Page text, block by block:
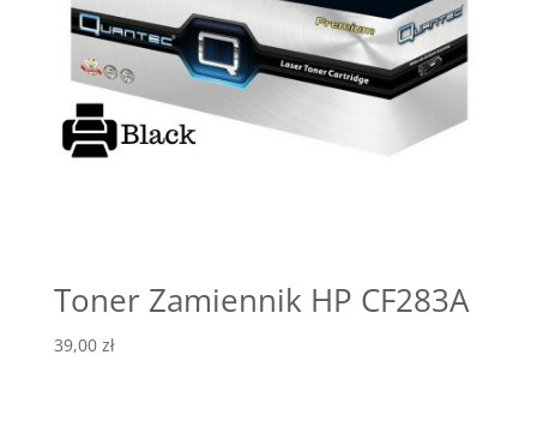
Toner Zamiennik HP CF283A
39,00 zł